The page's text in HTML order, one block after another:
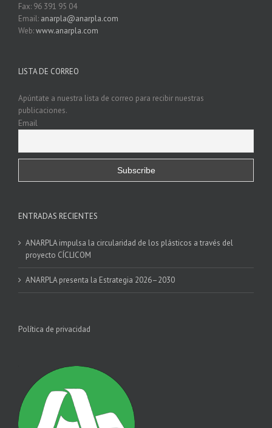
Fax: 96 391 95 04
Email: anarpla@anarpla.com
Web:www.anarpla.com
LISTA DE CORREO
Apúntate a nuestra lista de correo para recibir nuestras
publicaciones.
Email
ENTRADAS RECIENTES
ANARPLA impulsa la circularidad de los plásticos a través del
proyecto CÍCLICOM
ANARPLA presenta la Estrategia 2026–2030
Política de privacidad